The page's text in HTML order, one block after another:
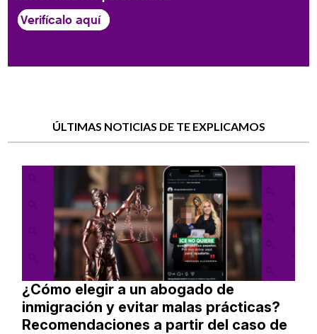
Verifícalo aquí
ÚLTIMAS NOTICIAS DE TE EXPLICAMOS
¿Cómo elegir a un abogado de
inmigración y evitar malas prácticas?
Recomendaciones a partir del caso de